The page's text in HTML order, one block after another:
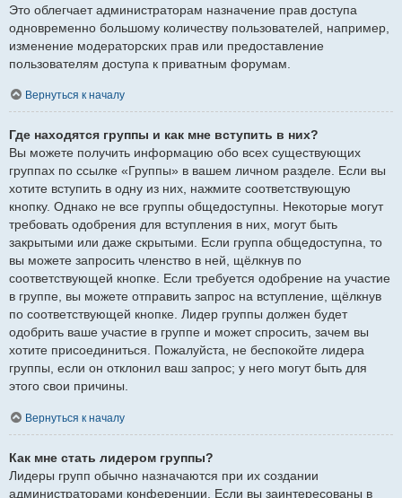
Это облегчает администраторам назначение прав доступа
одновременно большому количеству пользователей, например,
изменение модераторских прав или предоставление
пользователям доступа к приватным форумам.
Вернуться к началу
Где находятся группы и как мне вступить в них?
Вы можете получить информацию обо всех существующих
группах по ссылке «Группы» в вашем личном разделе. Если вы
хотите вступить в одну из них, нажмите соответствующую
кнопку. Однако не все группы общедоступны. Некоторые могут
требовать одобрения для вступления в них, могут быть
закрытыми или даже скрытыми. Если группа общедоступна, то
вы можете запросить членство в ней, щёлкнув по
соответствующей кнопке. Если требуется одобрение на участие
в группе, вы можете отправить запрос на вступление, щёлкнув
по соответствующей кнопке. Лидер группы должен будет
одобрить ваше участие в группе и может спросить, зачем вы
хотите присоединиться. Пожалуйста, не беспокойте лидера
группы, если он отклонил ваш запрос; у него могут быть для
этого свои причины.
Вернуться к началу
Как мне стать лидером группы?
Лидеры групп обычно назначаются при их создании
администраторами конференции. Если вы заинтересованы в